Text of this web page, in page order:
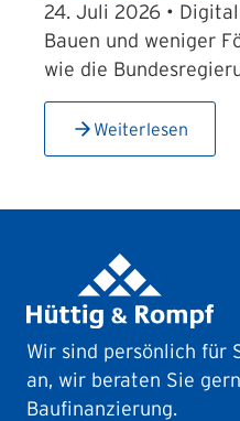
24. Juli 2026 •
Bauen und weniger
wie die
Weiterlesen
Wir sind persönlich für
an, wir beraten Sie
Baufinanzierung.